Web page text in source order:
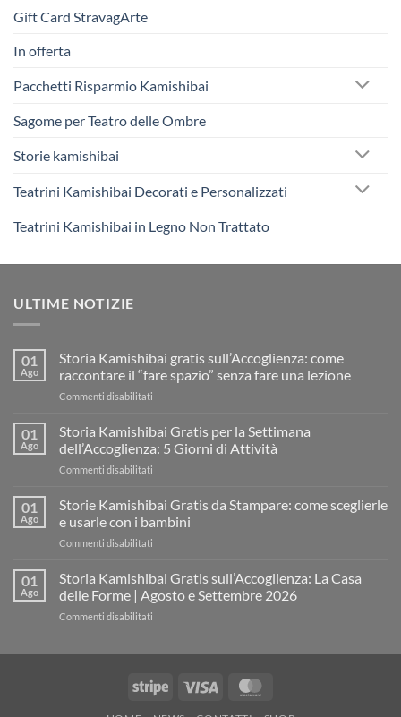
Gift Card StravagArte
In offerta
Pacchetti Risparmio Kamishibai
Sagome per Teatro delle Ombre
Storie kamishibai
Teatrini Kamishibai Decorati e Personalizzati
Teatrini Kamishibai in Legno Non Trattato
ULTIME NOTIZIE
01
Ago
Storia Kamishibai gratis sull’Accoglienza: come
raccontare il “fare spazio” senza fare una lezione
Commenti disabilitati
Kamishibai
sull’Accoglienza:
il
“fare
una
lezione
01
Ago
Storia Kamishibai Gratis per la Settimana
dell’Accoglienza: 5 Giorni di Attività
Commenti disabilitati
Kamishibai
per
dell’Accoglienza:
Giorni
01
Ago
Storie Kamishibai Gratis da Stampare: come sceglierle
e usarle con i bambini
Commenti disabilitati
Kamishibai
da
usarle
con
01
Ago
Storia Kamishibai Gratis sull’Accoglienza: La Casa
delle Forme | Agosto e Settembre 2026
Commenti disabilitati
La Stripe Visa